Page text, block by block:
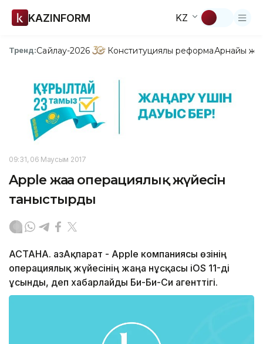
KAZINFORM KZ
Тренд:Сайлау-2026 Конституциялық реформаАрнайы
09:31, 06 Маусым 2017
Apple жаңа операциялық жүйесін
таныстырды
АСТАНА. ҚазАқпарат - Apple компаниясы өзінің
операциялық жүйесінің жаңа нұсқасы iOS 11-ді
ұсынды, деп хабарлайды Би-Би-Си агенттігі.